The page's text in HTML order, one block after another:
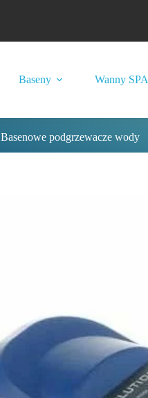
Baseny Wanny SPA
Basenowe podgrzewacze wody